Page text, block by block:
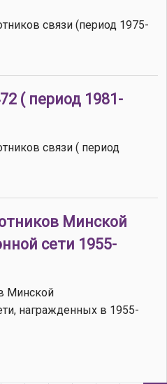
связи (период 1975-
( период 1981-
связи ( период
Минской
сети 1955-
Минской
награжденных в 1955-